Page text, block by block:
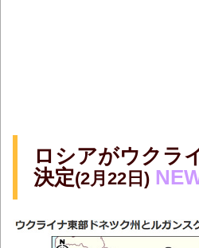
ロシアがウクラ
決定(2月22日)